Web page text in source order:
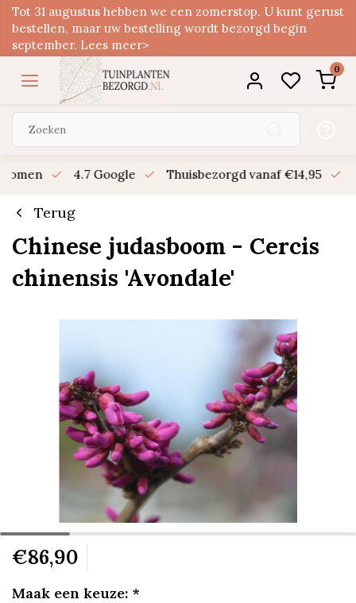
Tot 31 augustus hebben we een zomerstop. U kunt gerust
bestellen, maar uw bestelling wordt bezorgd begin
september. Lees meer>
0
4.7 Google Thuisbezorgd vanaf €14,95
Terug
Chinese judasboom - Cercis
chinensis 'Avondale'
€86,90
Maak een keuze: *